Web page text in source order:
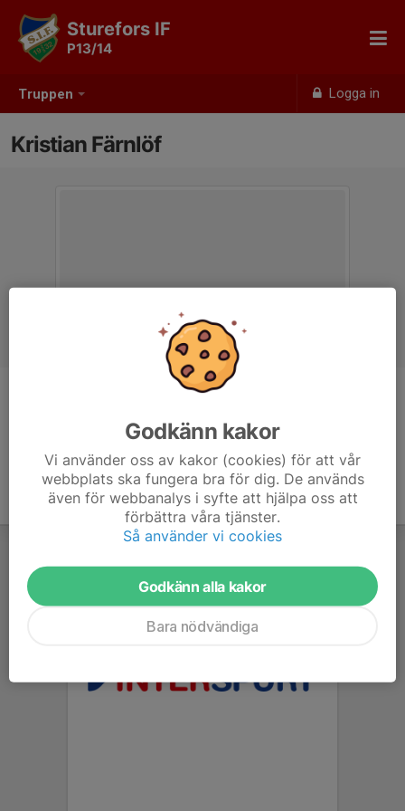
Truppen Logga in
Sturefors IF
P13/14
Kristian Färnlöf
Godkänn kakor
Vi använder oss av kakor (cookies) för att vår
webbplats ska fungera bra för dig. De används
även för webbanalys i syfte att hjälpa oss att
förbättra våra tjänster.
Så använder vi cookies
Godkänn alla kakor
Bara nödvändiga